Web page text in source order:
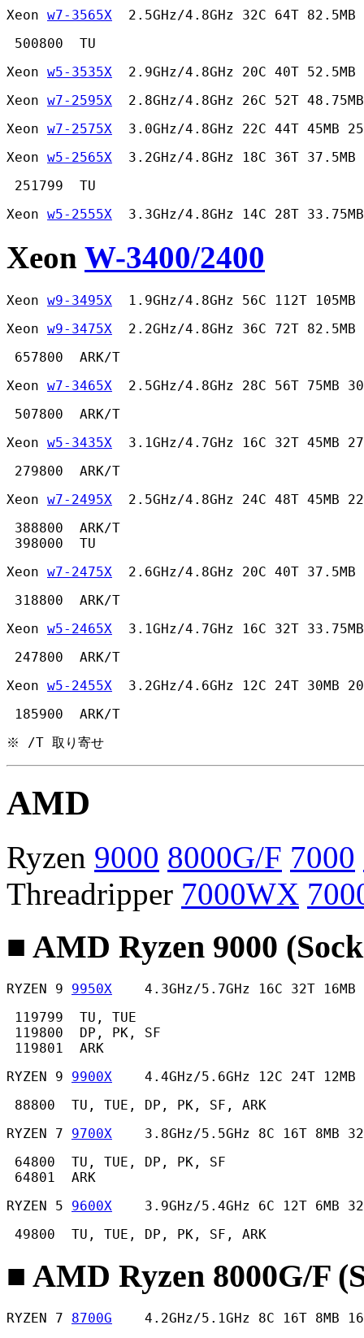
Xeon w7-3565X
2.5GHz/4.8GHz 32C 64T 82.5MB
500800  TU
Xeon w5-3535X
2.9GHz/4.8GHz 20C 40T 52.5MB
Xeon w7-2595X
2.8GHz/4.8GHz 26C 52T
Xeon w7-2575X
3.0GHz/4.8GHz 22C 44T 45MB
Xeon w5-2565X
3.2GHz/4.8GHz 18C 36T 37.5MB
251799  TU
Xeon w5-2555X
3.3GHz/4.8GHz 14C 28T
Xeon W-3400/2400
Xeon w9-3495X
1.9GHz/4.8GHz 56C 112T 105MB
Xeon w9-3475X
2.2GHz/4.8GHz 36C 72T 82.5MB
657800  ARK/T
Xeon w7-3465X
2.5GHz/4.8GHz 28C 56T 75MB
507800  ARK/T
Xeon w5-3435X
3.1GHz/4.7GHz 16C 32T 45MB
279800  ARK/T
Xeon w7-2495X
2.5GHz/4.8GHz 24C 48T 45MB
388800  ARK/T
398000  TU
Xeon w7-2475X
2.6GHz/4.8GHz 20C 40T 37.5MB
318800  ARK/T
Xeon w5-2465X
3.1GHz/4.7GHz 16C 32T
247800  ARK/T
Xeon w5-2455X
3.2GHz/4.6GHz 12C 24T 30MB
185900  ARK/T
※ /T 取り寄せ
AMD
Ryzen 9000 8000G/F 7000
Threadripper 7000WX
■ AMD Ryzen 9000
RYZEN 9 9950X
4.3GHz/5.7GHz 16C 32T 16MB
119799  TU, TUE
119800  DP, PK, SF
119801  ARK
RYZEN 9 9900X
4.4GHz/5.6GHz 12C 24T 12MB
88800  TU, TUE, DP, PK, SF, ARK
RYZEN 7 9700X
3.8GHz/5.5GHz 8C 16T 8MB
64800  TU, TUE, DP, PK, SF
64801  ARK
RYZEN 5 9600X
3.9GHz/5.4GHz 6C 12T 6MB
49800  TU, TUE, DP, PK, SF, ARK
■ AMD Ryzen 8000G/F
RYZEN 7 8700G
4.2GHz/5.1GHz 8C 16T 8MB